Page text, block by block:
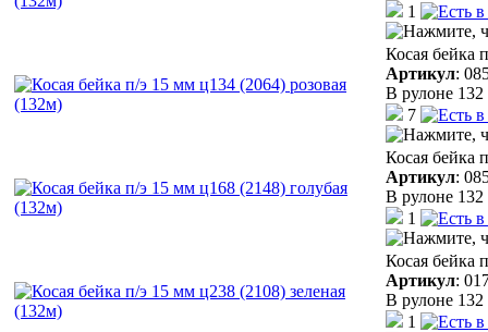
1
Косая бейка
Артикул:
В рулоне
7
Косая бейка
Артикул:
В рулоне
1
Косая бейка
Артикул:
В рулоне
1